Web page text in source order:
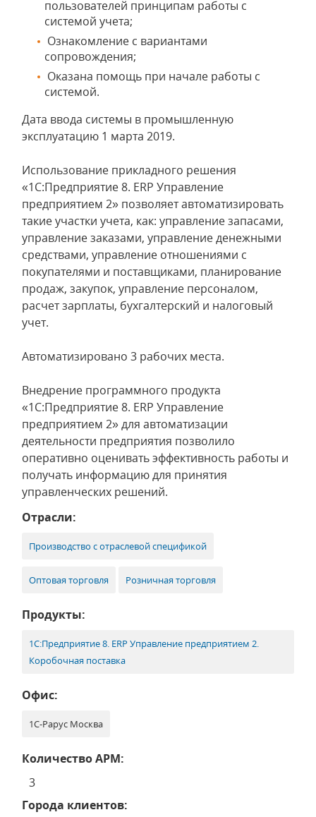
пользователей принципам работы с
системой учета;
Ознакомление с вариантами
сопровождения;
Оказана помощь при начале работы с
системой.
Дата ввода системы в промышленную
эксплуатацию 1 марта 2019.
Использование прикладного решения
«1С:Предприятие 8. ERP Управление
предприятием 2» позволяет автоматизировать
такие участки учета, как: управление запасами,
управление заказами, управление денежными
средствами, управление отношениями с
покупателями и поставщиками, планирование
продаж, закупок, управление персоналом,
расчет зарплаты, бухгалтерский и налоговый
учет.
Автоматизировано 3 рабочих места.
Внедрение программного продукта
«1С:Предприятие 8. ERP Управление
предприятием 2» для автоматизации
деятельности предприятия позволило
оперативно оценивать эффективность работы и
получать информацию для принятия
управленческих решений.
Отрасли:
Производство с отраслевой спецификой
Оптовая торговля Розничная торговля
Продукты:
1С:Предприятие 8. ERP Управление предприятием 2.
Коробочная поставка
Офис:
1С-Рарус Москва
Количество АРМ:
3
Города клиентов: